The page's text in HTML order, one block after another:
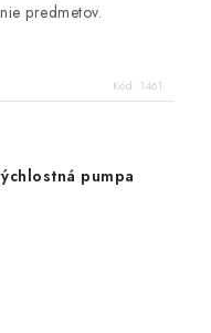
predmetov.
Kód: 1461
pumpa